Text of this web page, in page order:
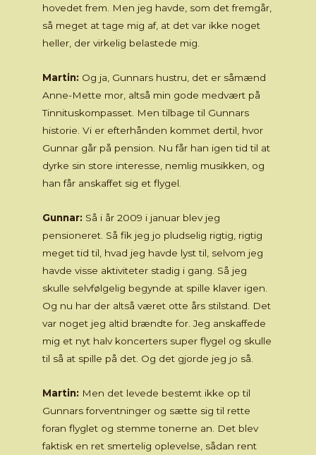
hovedet frem. Men jeg havde, som det fremgår,
så meget at tage mig af, at det var ikke noget
heller, der virkelig belastede mig.
Martin: Og ja, Gunnars hustru, det er såmænd
Anne-Mette mor, altså min gode medvært på
Tinnituskompasset. Men tilbage til Gunnars
historie. Vi er efterhånden kommet dertil, hvor
Gunnar går på pension. Nu får han igen tid til at
dyrke sin store interesse, nemlig musikken, og
han får anskaffet sig et flygel.
Gunnar: Så i år 2009 i januar blev jeg
pensioneret. Så fik jeg jo pludselig rigtig, rigtig
meget tid til, hvad jeg havde lyst til, selvom jeg
havde visse aktiviteter stadig i gang. Så jeg
skulle selvfølgelig begynde at spille klaver igen.
Og nu har der altså været otte års stilstand. Det
var noget jeg altid brændte for. Jeg anskaffede
mig et nyt halv koncerters super flygel og skulle
til så at spille på det. Og det gjorde jeg jo så.
Martin: Men det levede bestemt ikke op til
Gunnars forventninger og sætte sig til rette
foran flyglet og stemme tonerne an. Det blev
faktisk en ret smertelig oplevelse, sådan rent